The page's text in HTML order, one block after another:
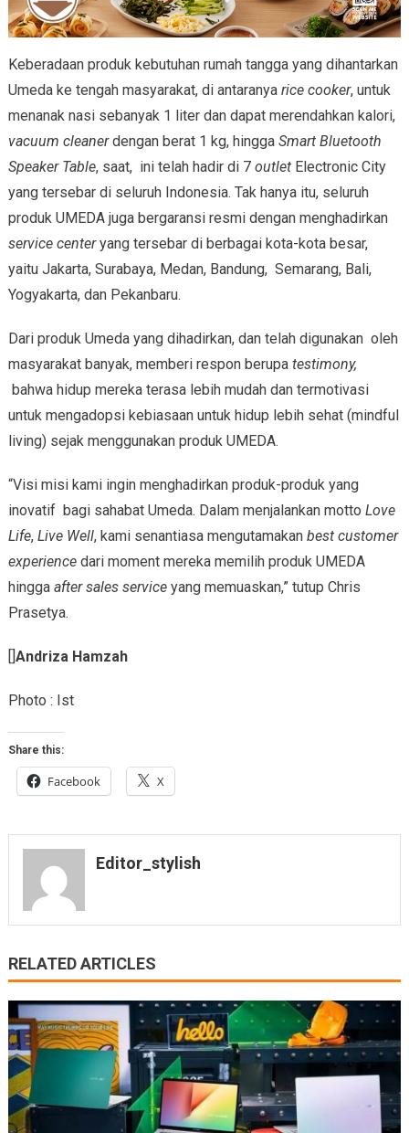
Keberadaan produk kebutuhan rumah tangga yang dihantarkan
Umeda ke tengah masyarakat, di antaranya rice cooker, untuk
menanak nasi sebanyak 1 liter dan dapat merendahkan kalori,
vacuum cleanerdengan berat 1 kg, hingga Smart Bluetooth
Speaker Table, saat, ini telah hadir di 7 outletElectronic City
yang tersebar di seluruh Indonesia. Tak hanya itu, seluruh
produk UMEDA juga bergaransi resmi dengan menghadirkan
service centeryang tersebar di berbagai kota-kota besar,
yaitu Jakarta, Surabaya, Medan, Bandung, Semarang, Bali,
Yogyakarta, dan Pekanbaru.
Dari produk Umeda yang dihadirkan, dan telah digunakan oleh
masyarakat banyak, memberi respon berupa testimony,
bahwa hidup mereka terasa lebih mudah dan termotivasi
untuk mengadopsi kebiasaan untuk hidup lebih sehat (mindful
living) sejak menggunakan produk UMEDA.
“Visi misi kami ingin menghadirkan produk-produk yang
inovatif bagi sahabat Umeda. Dalam menjalankan motto Love
Life, Live Well, kami senantiasa mengutamakan best customer
experiencedari moment mereka memilih produk UMEDA
hingga after sales serviceyang memuaskan,” tutup Chris
Prasetya.
Andriza Hamzah
Photo : Ist
Share this:
Facebook X
Editor_stylish
RELATED ARTICLES